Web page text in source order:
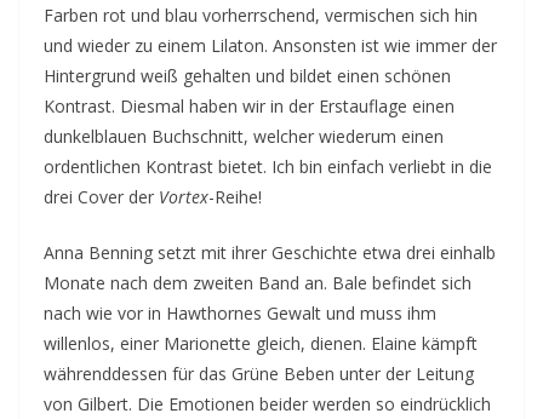
Farben rot und blau vorherrschend, vermischen sich hin
und wieder zu einem Lilaton. Ansonsten ist wie immer der
Hintergrund weiß gehalten und bildet einen schönen
Kontrast. Diesmal haben wir in der Erstauflage einen
dunkelblauen Buchschnitt, welcher wiederum einen
ordentlichen Kontrast bietet. Ich bin einfach verliebt in die
drei Cover der Vortex-Reihe!
Anna Benning setzt mit ihrer Geschichte etwa drei einhalb
Monate nach dem zweiten Band an. Bale befindet sich
nach wie vor in Hawthornes Gewalt und muss ihm
willenlos, einer Marionette gleich, dienen. Elaine kämpft
währenddessen für das Grüne Beben unter der Leitung
von Gilbert. Die Emotionen beider werden so eindrücklich